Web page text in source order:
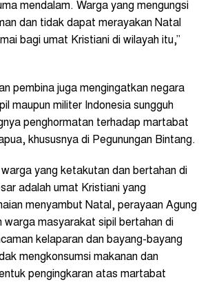
mendalam. Warga yang mengungsi
dan tidak dapat merayakan Natal
bagi umat Kristiani di wilayah itu,”
pembina juga mengingatkan negara
maupun militer Indonesia sungguh
penghormatan terhadap martabat
khususnya di Pegunungan Bintang.
yang ketakutan dan bertahan di
adalah umat Kristiani yang
menyambut Natal, perayaan Agung
warga masyarakat sipil bertahan di
kelaparan dan bayang-bayang
mengkonsumsi makanan dan
pengingkaran atas martabat